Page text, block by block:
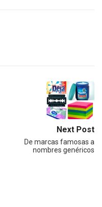
Next Post
De marcas famosas a
nombres genéricos